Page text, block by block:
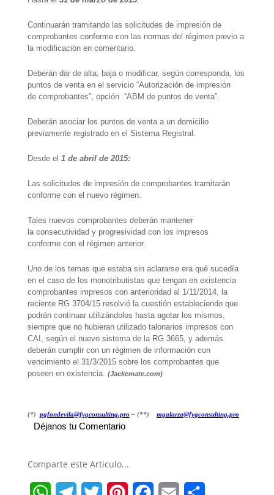
Continuarán tramitando las solicitudes de impresión de
comprobantes conforme con las normas del régimen previo a
la modificación en comentario.
Deberán dar de alta, baja o modificar, según corresponda, los
puntos de venta en el servicio “Autorización de impresión
de comprobantes”, opción “ABM de puntos de venta”.
Deberán asociar los puntos de venta a un domicilio
previamente registrado en el Sistema Registral.
Desde el 1 de abril de 2015:
Las solicitudes de impresión de comprobantes tramitarán
conforme con el nuevo régimen.
Tales nuevos comprobantes deberán mantener
la consecutividad y progresividad con los impresos
conforme con el régimen anterior.
Uno de los temas que estaba sin aclararse era qué sucedía
en el caso de los monotributistas que tengan en existencia
comprobantes impresos con anterioridad al 1/11/2014, la
reciente RG 3704/15 resolvió la cuestión estableciendo que
podrán continuar utilizándolos hasta agotar los mismos,
siempre que no hubieran utilizado talonarios impresos con
CAI, según el nuevo sistema de la RG 3665, y además
deberán cumplir con un régimen de información con
vencimiento el 31/3/2015 sobre los comprobantes que
poseen en existencia. (Jackemate.com)
(*) pgfondevila@fygconsulting.pro – (**) mgalarza@fygconsulting.pro
Déjanos tu Comentario
Comparte este Articulo...